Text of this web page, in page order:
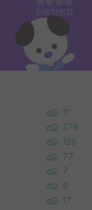
11
278
120
77
7
9
17